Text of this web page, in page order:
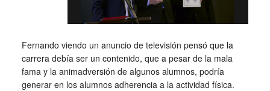
Fernando viendo un anuncio de televisión pensó que la
carrera debía ser un contenido, que a pesar de la mala
fama y la animadversión de algunos alumnos, podría
generar en los alumnos adherencia a la actividad física.